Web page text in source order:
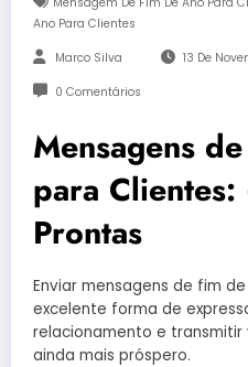
Ano Para Clientes
Marco Silva 13 De
0 Comentários
Mensagens
para
Prontas
Enviar mensagens de fim
excelente forma de
relacionamento e
ainda mais próspero.